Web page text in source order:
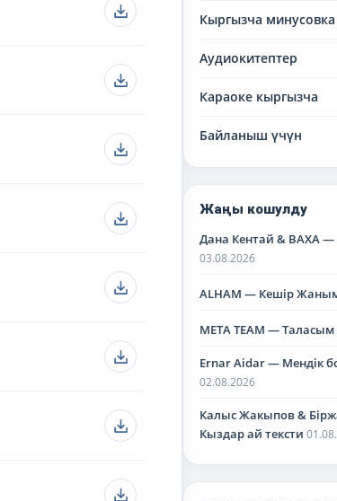
Кыргызча минусовка
Аудиокитептер
Караоке кыргызча
Байланыш үчүн
Жаңы кошулду
Дана Кентай & BAXA
03.08.2026
ALHAM — Кешір
META TEAM — Таласым
Ernar Aidar — Мендік
02.08.2026
Калыс Жакыпов &
Кыздар ай тексти